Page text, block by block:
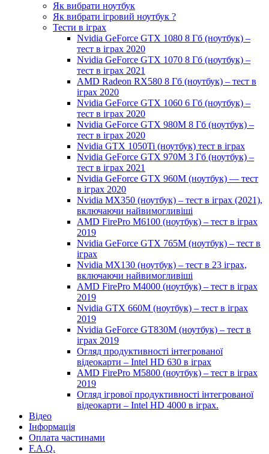
Як вибрати ноутбук
Як вибрати ігровий ноутбук ?
Тести в іграх
Nvidia GeForce GTX 1080 8 Гб (ноутбук) –
тест в іграх 2020
Nvidia GeForce GTX 1070 8 Гб (ноутбук) –
тест в іграх 2021
AMD Radeon RX580 8 Гб (ноутбук) – тест в
іграх 2020
Nvidia GeForce GTX 1060 6 Гб (ноутбук) –
тест в іграх 2020
Nvidia GeForce GTX 980M 8 Гб (ноутбук) –
тест в іграх 2020
Nvidia GTX 1050Ti (ноутбук) тест в іграх
Nvidia GeForce GTX 970M 3 Гб (ноутбук) –
тест в іграх 2021
Nvidia GeForce GTX 960M (ноутбук) — тест
в іграх 2020
Nvidia MX350 (ноутбук) – тест в іграх (2021),
включаючи найвимогливіші
AMD FirePro M6100 (ноутбук) – тест в іграх
2019
Nvidia GeForce GTX 765M (ноутбук) – тест в
іграх
Nvidia MX130 (ноутбук) – тест в 23 іграх,
включаючи найвимогливіші
AMD FirePro M4000 (ноутбук) – тест в іграх
2019
Nvidia GTX 660M (ноутбук) – тест в іграх
2019
Nvidia GeForce GT830M (ноутбук) – тест в
іграх 2019
Огляд продуктивності інтегрованої
відеокарти – Intel HD 630 в іграх
AMD FirePro M5800 (ноутбук) – тест в іграх
2019
Огляд ігрової продуктивності інтегрованої
відеокарти – Intel HD 4000 в іграх.
Відео
Інформація
Оплата частинами
F.A.Q.